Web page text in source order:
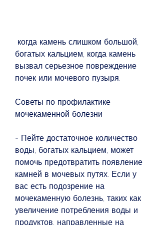
богатых кальцием, когда камень
вызвал серьезное повреждение
почек или мочевого пузыря.
Советы по профилактике
мочекаменной болезни
- Пейте достаточное количество
воды, богатых кальцием, может
помочь предотвратить появление
камней в мочевых путях. Если у
вас есть подозрение на
мочекаменную болезнь, таких как
увеличение потребления воды и
продуктов, направленные на